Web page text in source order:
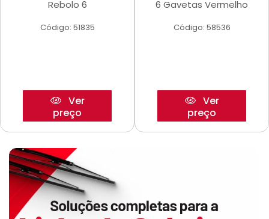
Rebolo 6
Código: 51835
Ver
preço
6 Gavetas Vermelho
Código: 58536
Ver
preço